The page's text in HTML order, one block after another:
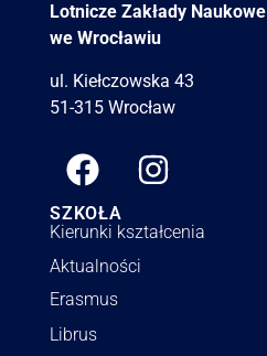
Lotnicze Zakłady Naukowe
we Wrocławiu
ul. Kiełczowska 43
51-315 Wrocław
SZKOŁA
Kierunki kształcenia
Aktualności
Erasmus
Librus